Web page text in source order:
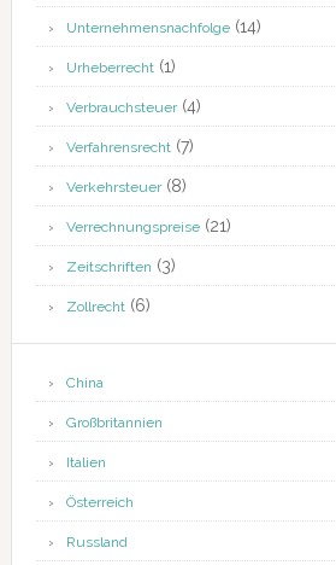
Unternehmensnachfolge(14)
Urheberrecht(1)
Verbrauchsteuer(4)
Verfahrensrecht(7)
Verkehrsteuer(8)
Verrechnungspreise(21)
Zeitschriften (3)
Zollrecht(6)
China
Großbritannien
Italien
Österreich
Russland